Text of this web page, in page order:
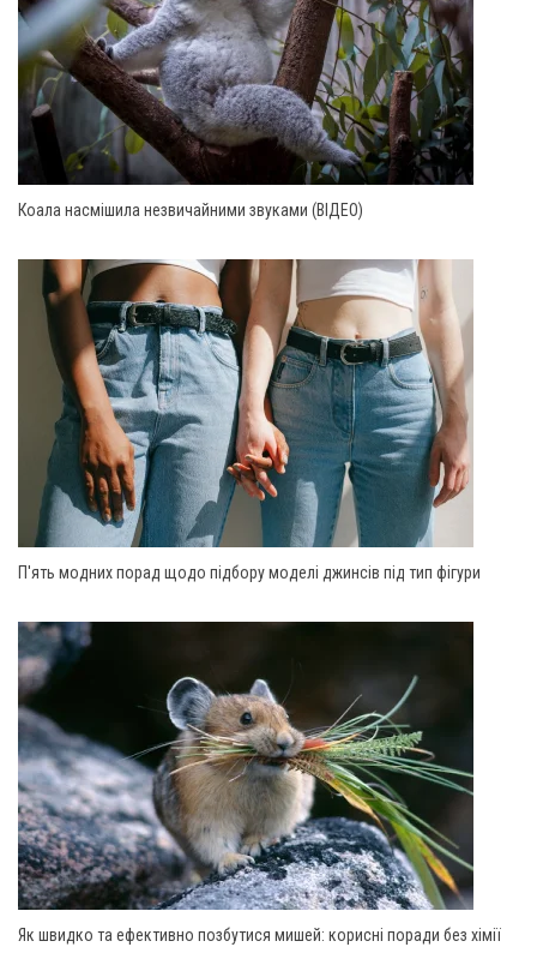
Коала насмішила незвичайними звуками (ВІДЕО)
П'ять модних порад щодо підбору моделі джинсів під тип фігури
Як швидко та ефективно позбутися мишей: корисні поради без хімії